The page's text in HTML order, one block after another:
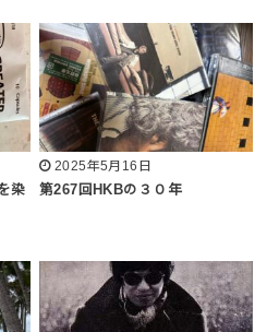
染
2025年5月16日
第267回HKBの３０年